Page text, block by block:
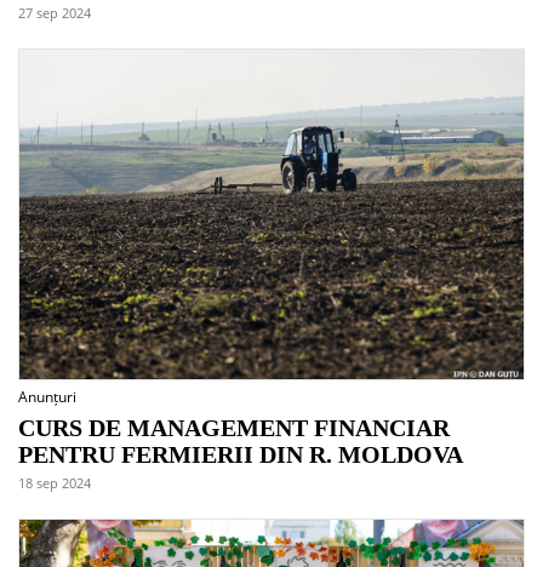
27 sep 2024
Anunțuri
CURS DE MANAGEMENT FINANCIAR
PENTRU FERMIERII DIN R. MOLDOVA
18 sep 2024